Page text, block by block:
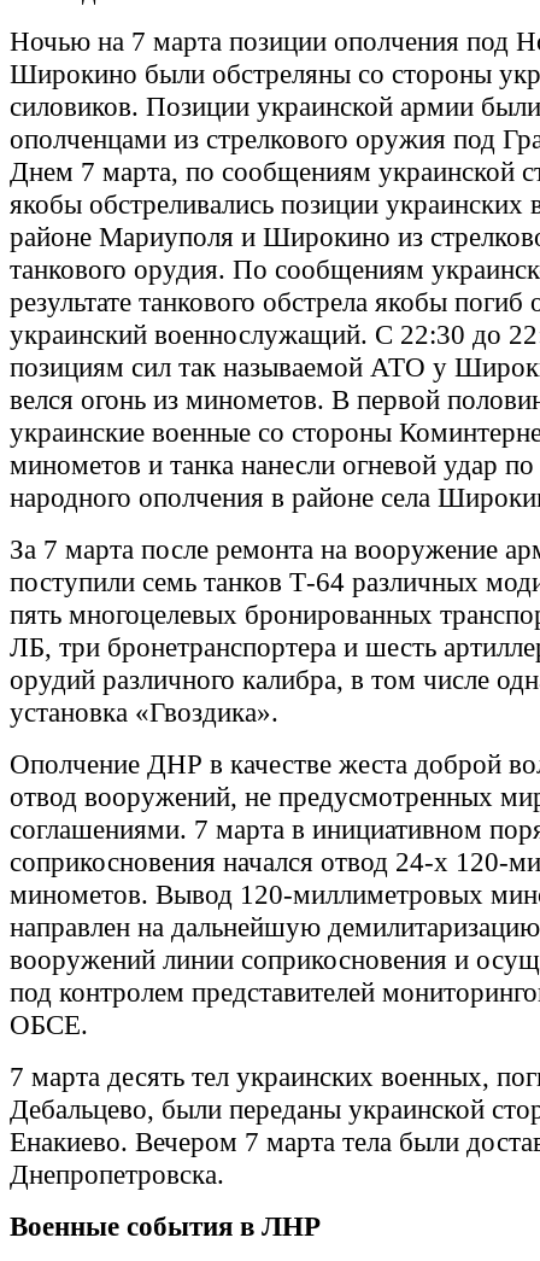
Ночью на 7 марта позиции ополчения под
Широкино были обстреляны со стороны
силовиков. Позиции украинской армии
ополченцами из стрелкового оружия под
Днем 7 марта, по сообщениям украинской
якобы обстреливались позиции украинских
районе Мариуполя и Широкино из
танкового орудия. По сообщениям
результате танкового обстрела якобы погиб
украинский военнослужащий. С 22:30 до
позициям сил так называемой АТО у
велся огонь из минометов. В первой
украинские военные со стороны
минометов и танка нанесли огневой удар
народного ополчения в районе села
За 7 марта после ремонта на вооружение
поступили семь танков Т-64 различных
пять многоцелевых бронированных
ЛБ, три бронетранспортера и шесть
орудий различного калибра, в том числе
установка «Гвоздика».
Ополчение ДНР в качестве жеста доброй
отвод вооружений, не предусмотренных
соглашениями. 7 марта в инициативном
соприкосновения начался отвод 24-х 120-
минометов. Вывод 120-миллиметровых
направлен на дальнейшую
вооружений линии соприкосновения и
под контролем представителей
ОБСЕ.
7 марта десять тел украинских военных,
Дебальцево, были переданы украинской
Енакиево. Вечером 7 марта тела были
Днепропетровска.
Военные события в ЛНР